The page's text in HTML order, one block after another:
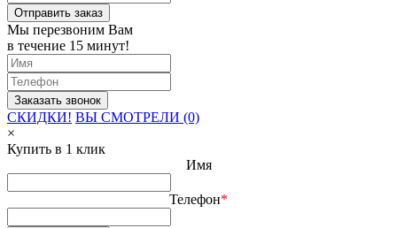
Отправить заказ
Мы перезвоним Вам
в течение 15 минут!
СКИДКИ! ВЫ СМОТРЕЛИ (0)
×
Купить в 1 клик
Имя
Телефон*